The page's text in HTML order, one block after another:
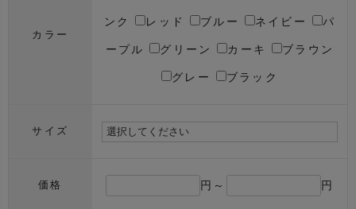
カラー
ンク レッド ブルー ネイビー パ
ープル グリーン カーキ ブラウン
グレー ブラック
サイズ
価格 円～ 円